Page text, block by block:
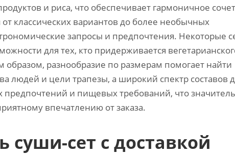
и риса, что обеспечивает гармоничное
классических вариантов до более необычных
запросы и предпочтения. Некоторые
для тех, кто придерживается
образом, разнообразие по размерам помогает найти
людей и цели трапезы, а широкий спектр составов
и пищевых требований, что
впечатлению от заказа.
суши-сет с доставкой